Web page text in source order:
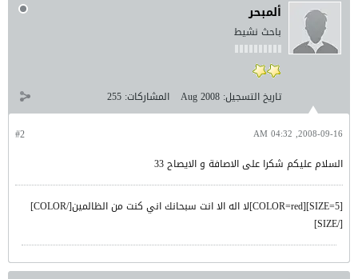
ألمبحر
باحث نشيط
تاريخ التسجيل: Aug 2008 المشاركات: 255
#2 2008-09-16, 04:32 AM
السلام عليكم شكرا على الاصافة و الايصاح 33
[SIZE=5][COLOR=red]لا اله الا انت سبحانك اني كنت من الظالمين[/COLOR]
[/SIZE]